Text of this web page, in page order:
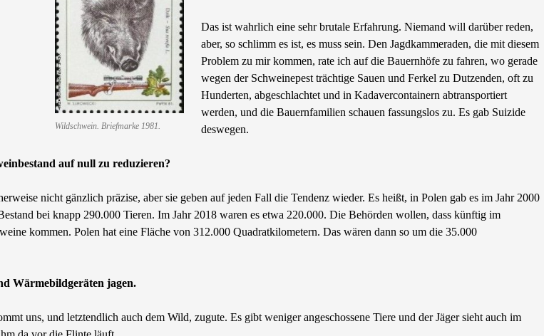
Wildschwein. Briefmarke 1981.
Das ist wahrlich eine sehr brutale Erfahrung. Niemand will darüber reden,
aber, so schlimm es ist, es muss sein. Den Jagdkammeraden, die mit diesem
Problem zu mir kommen, rate ich auf die Bauernhöfe zu fahren, wo gerade
wegen der Schweinepest trächtige Sauen und Ferkel zu Dutzenden, oft zu
Hunderten, abgeschlachtet und in Kadavercontainern abtransportiert
werden, und die Bauernfamilien schauen fassungslos zu. Es gab Suizide
deswegen.
auf null zu reduzieren?
nicht gänzlich präzise, aber sie geben auf jeden Fall die Tendenz wieder. Es heißt, in Polen gab es im Jahr 2000
bei knapp 290.000 Tieren. Im Jahr 2018 waren es etwa 220.000. Die Behörden wollen, dass künftig im
kommen. Polen hat eine Fläche von 312.000 Quadratkilometern. Das wären dann so um die 35.000
Wärmebildgeräten jagen.
uns, und letztendlich auch dem Wild, zugute. Es gibt weniger angeschossene Tiere und der Jäger sieht auch im